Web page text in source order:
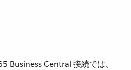
Business Central 接続では、